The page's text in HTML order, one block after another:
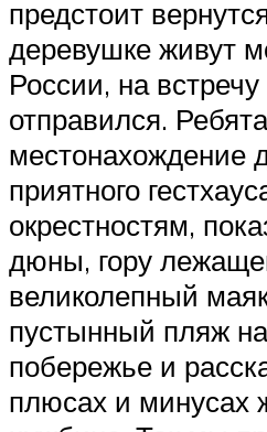
предстоит
деревушке живут
России, на
отправился.
местонахождение
приятного
окрестностям,
дюны, гору
великолепный
пустынный пляж
побережье и
плюсах и минусах